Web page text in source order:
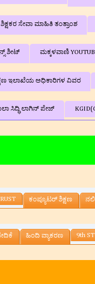
ಶಿಕ್ಷಕರ ಸೇವಾ ಮಾಹಿತಿ ತಂತ್ರಾಂಶ
ಶೀಟ್ ಮಕ್ಕಳವಾಣಿ
ಇಲಾಖೆಯ ಅಧಿಕಾರಿಗಳ ವಿವರ
ಸಿದ್ಧಿ ಲಾಗಿನ್‌ ಪೇಜ್
ಕಂಪ್ಯೂಟರ್‌ ಶಿಕ್ಷಣ
ಹಿಂದಿ ವ್ಯಾಕರಣ 9th